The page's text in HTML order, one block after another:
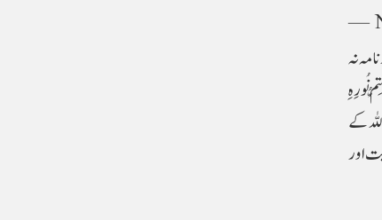
—
نہ
نُورِہِ
ہیں کہ وہ اللہ کے
اور